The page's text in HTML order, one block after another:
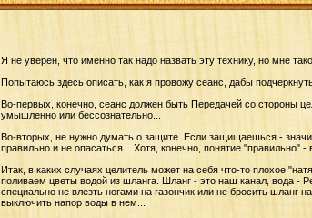
Я не уверен, что именно так надо назвать эту технику, но мне
Попытаюсь здесь описать, как я провожу сеанс, дабы
Во-первых, конечно, сеанс должен быть Передачей со стороны
умышленно или бессознательно...
Во-вторых, не нужно думать о защите. Если защищаешься -
правильно и не опасаться... Хотя, конечно, понятие "правильно" -
Итак, в каких случаях целитель может на себя что-то плохое
поливаем цветы водой из шланга. Шланг - это наш канал, вода -
специально не влезть ногами на газончик или не бросить
выключить напор воды в нем...